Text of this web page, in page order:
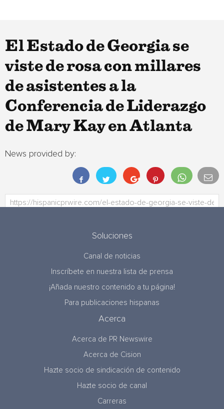
El Estado de Georgia se
viste de rosa con millares
de asistentes a la
Conferencia de Liderazgo
de Mary Kay en Atlanta
News provided by:
Soluciones
Canal de noticias
Inscríbete en nuestra lista de prensa
¡Añada nuestro contenido a tu página!
Para publicaciones hispanas
Acerca
Acerca de PR Newswire
Acerca de Cision
Hazte socio de sindicación de contenido
Hazte socio de canal
Carreras